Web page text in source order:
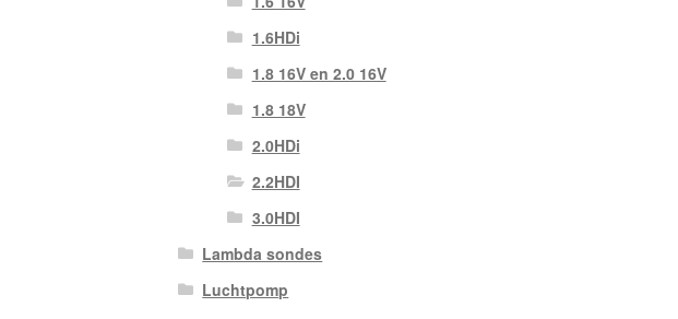
1.6HDi
1.8 16V en 2.0 16V
1.8 18V
2.0HDi
2.2HDI
3.0HDI
Lambda sondes
Luchtpomp